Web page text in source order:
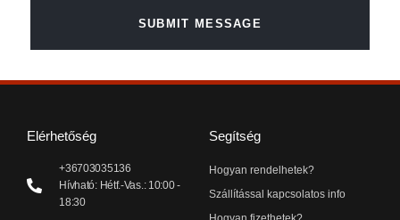
SUBMIT MESSAGE
Elérhetőség
+36703035136
Hívható: Hétf.-Vas.: 10:00 -
18:30
Segítség
Hogyan rendelhetek?
Szállítással kapcsolatos info